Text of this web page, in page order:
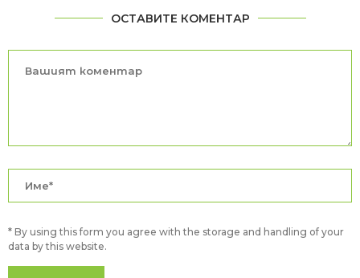
ОСТАВИТЕ КОМЕНТАР
* By using this form you agree with the storage and handling of your
data by this website.